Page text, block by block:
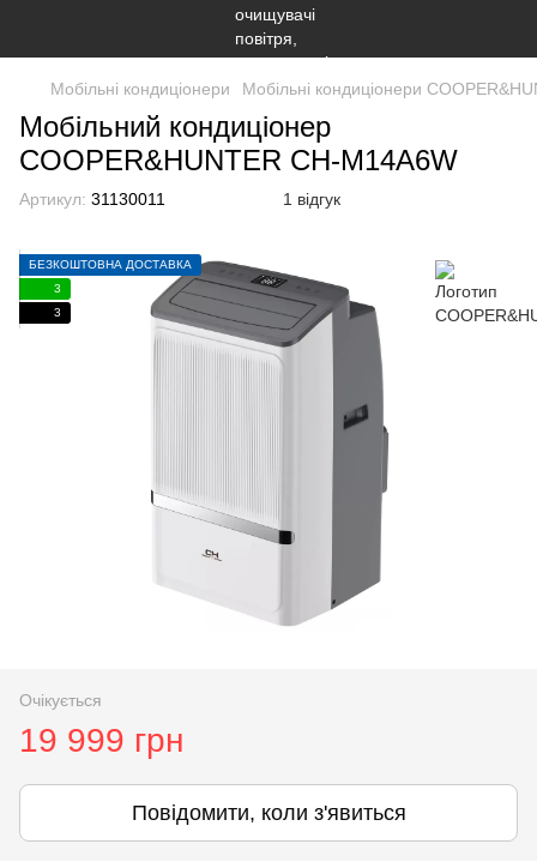
Мобільні кондиціонери Мобільні кондиціонери
Мобільний кондиціонер
COOPER&HUNTER CH-M14A6W
Артикул: 31130011 1 відгук
БЕЗКОШТОВНА ДОСТАВКА
3
3
Очікується
19 999 грн
Повідомити, коли з'явиться